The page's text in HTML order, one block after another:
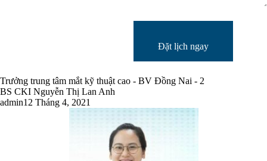
Đặt lịch ngay
Trưởng trung tâm mắt kỹ thuật cao - BV Đồng Nai - 2
BS CKI Nguyễn Thị Lan Anh
admin12 Tháng 4, 2021